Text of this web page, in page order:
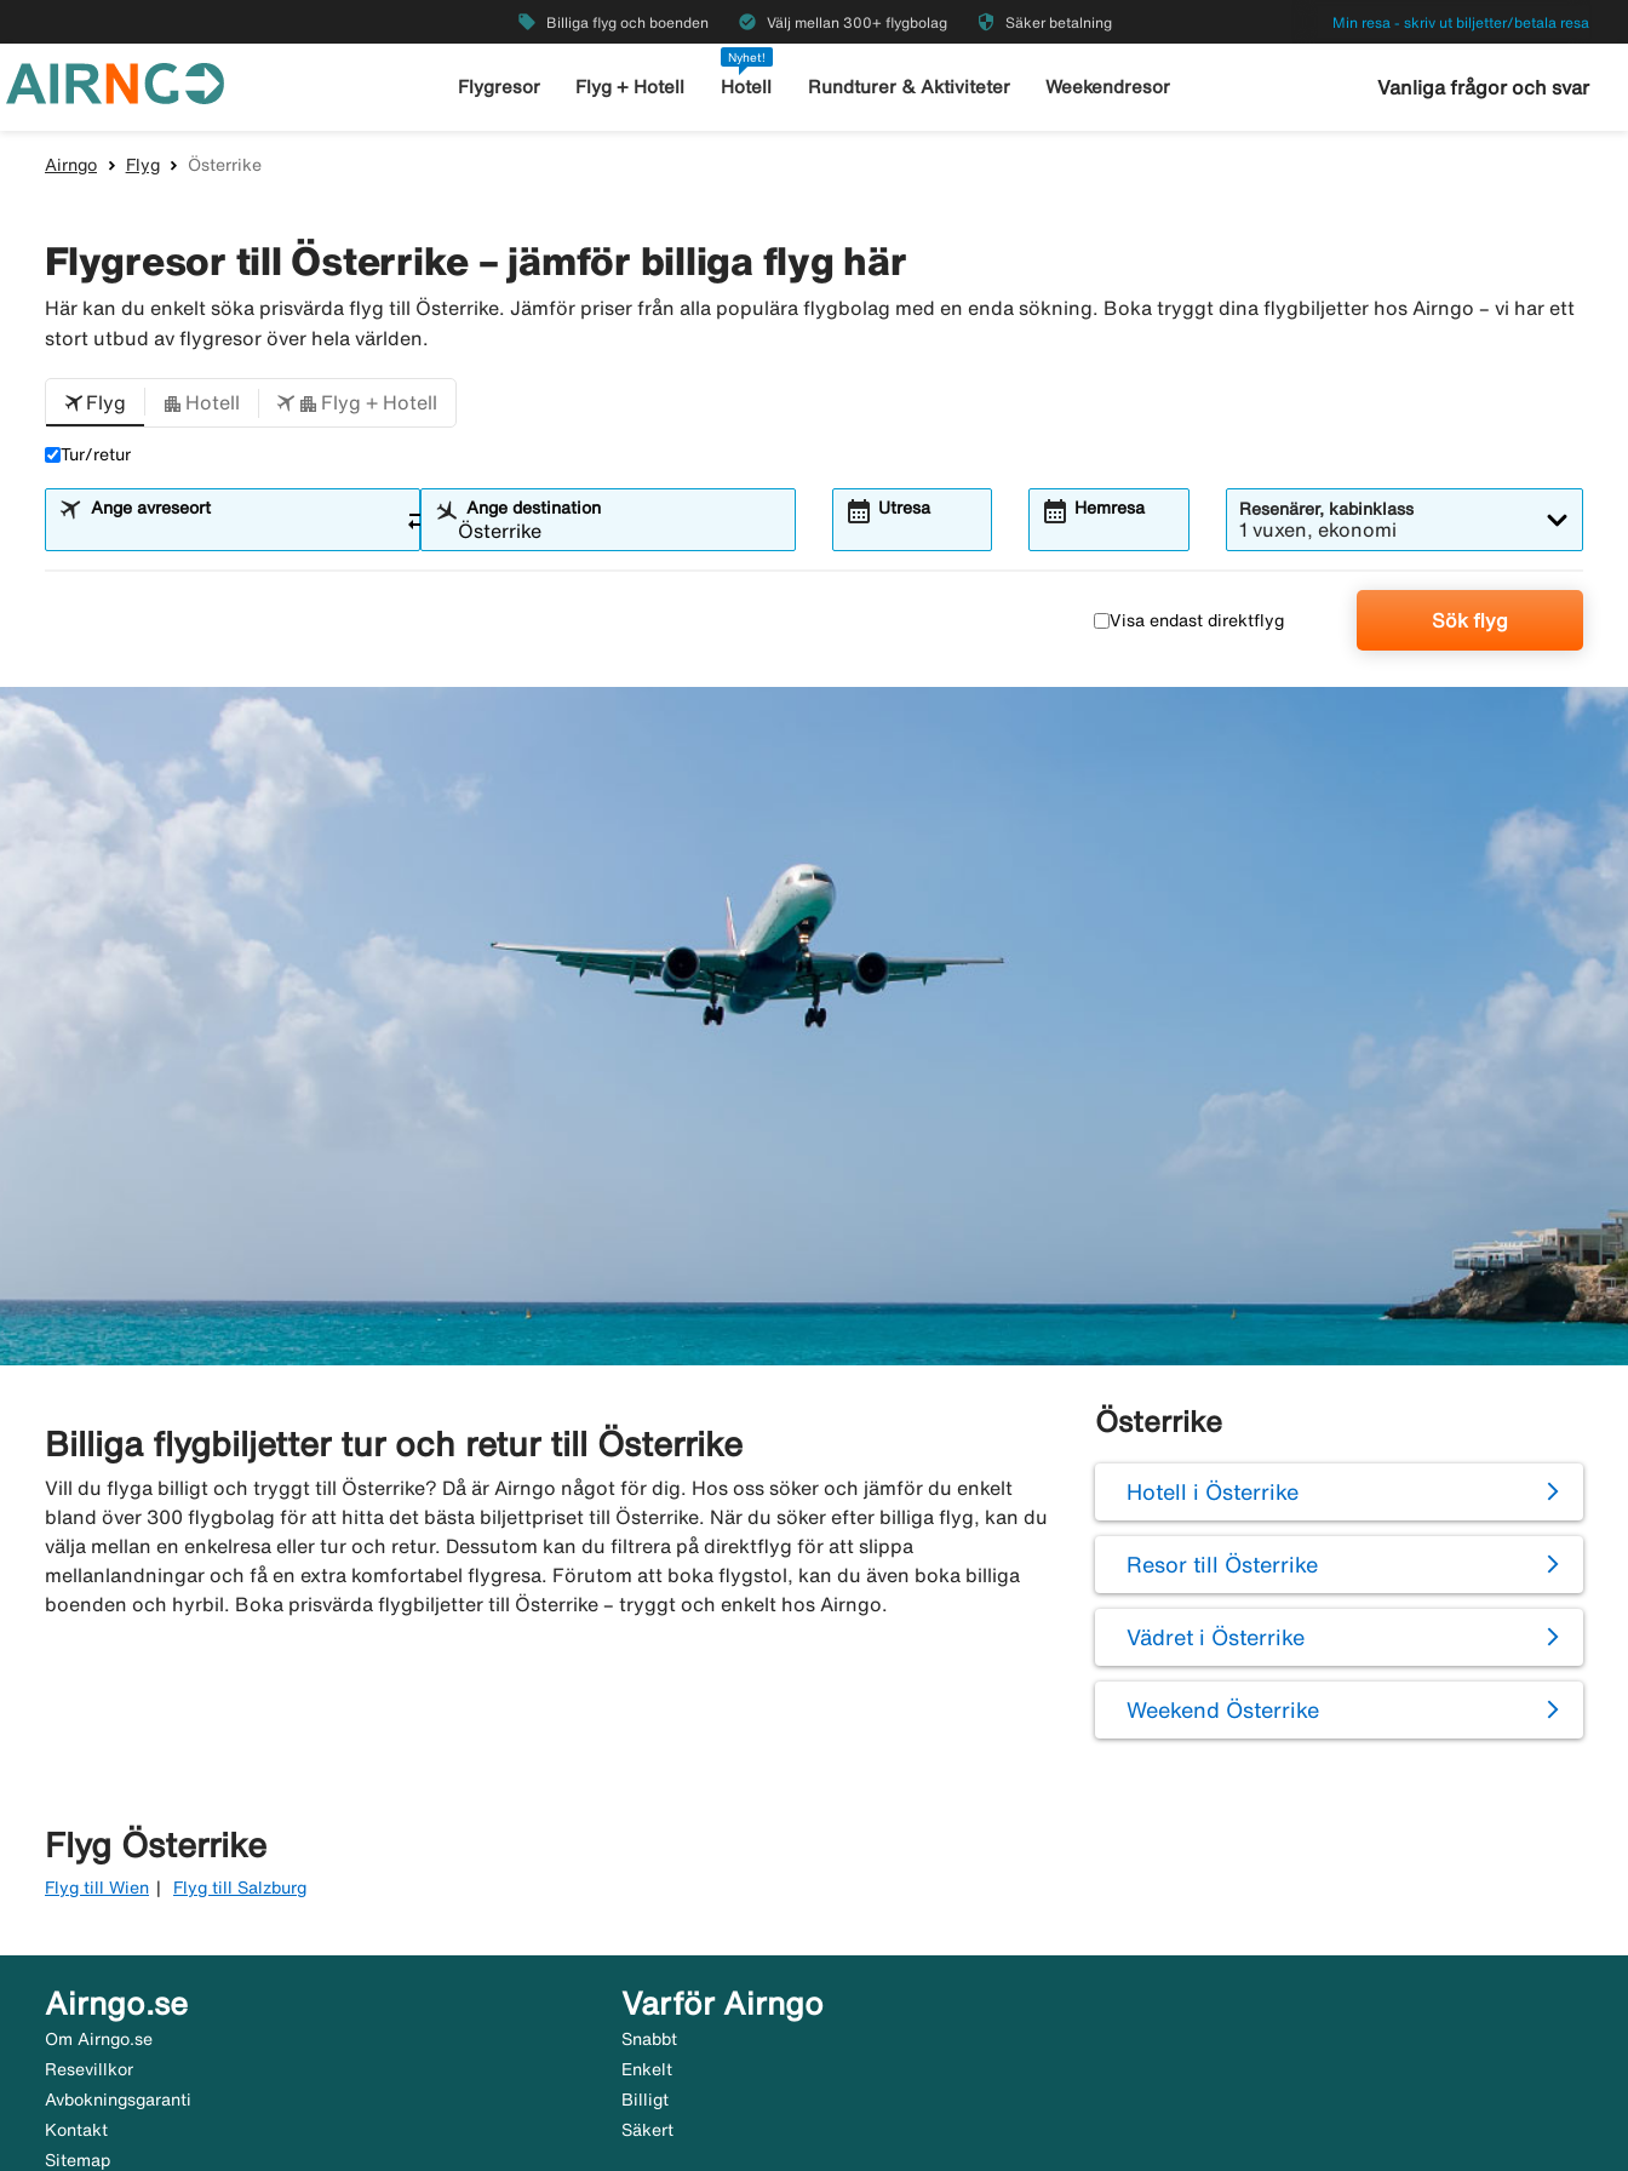
local_offer Billiga flyg och boenden check_circle Välj mellan 300+ flygbolag security Säker betalning Min resa - skriv ut biljetter/betala resa
Flygresor Flyg + Hotell
Nyhet!
Hotell Rundturer & Aktiviteter Weekendresor Vanliga frågor och svar
Airngo Flyg Österrike
Flygresor till Österrike – jämför billiga flyg här
Här kan du enkelt söka prisvärda flyg till Österrike. Jämför priser från alla populära flygbolag med en enda sökning. Boka tryggt dina flygbiljetter hos Airngo – vi har ett
stort utbud av flygresor över hela världen.
Flyg Hotell Flyg + Hotell
Tur/retur
Ange avreseort sync_alt Ange destination Utresa
calendar_month Hemresa
calendar_month Resenärer, kabinklass
1 vuxen, ekonomi
Visa endast direktflyg Sök flyg
Billiga flygbiljetter tur och retur till Österrike
Vill du flyga billigt och tryggt till Österrike? Då är Airngo något för dig. Hos oss söker och jämför du enkelt
bland över 300 flygbolag för att hitta det bästa biljettpriset till Österrike. När du söker efter billiga flyg, kan du
välja mellan en enkelresa eller tur och retur. Dessutom kan du filtrera på direktflyg för att slippa
mellanlandningar och få en extra komfortabel flygresa. Förutom att boka flygstol, kan du även boka billiga
boenden och hyrbil. Boka prisvärda flygbiljetter till Österrike – tryggt och enkelt hos Airngo.
Österrike
Hotell i Österrike
Resor till Österrike
Vädret i Österrike
Weekend Österrike
Flyg Österrike
Flyg till Wien Flyg till Salzburg
Airngo.se
Om Airngo.se
Resevillkor
Avbokningsgaranti
Kontakt
Sitemap
Varför Airngo
Snabbt
Enkelt
Billigt
Säkert